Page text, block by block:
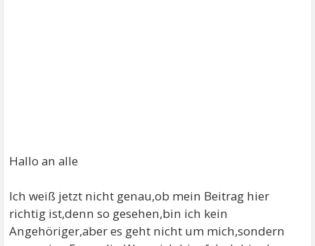
Hallo an alle
Ich weiß jetzt nicht genau,ob mein Beitrag hier
richtig ist,denn so gesehen,bin ich kein
Angehöriger,aber es geht nicht um mich,sondern